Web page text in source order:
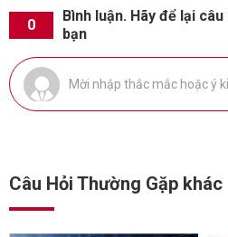
0
Bình luận. Hãy để lại
bạn
Câu Hỏi Thường Gặp khác